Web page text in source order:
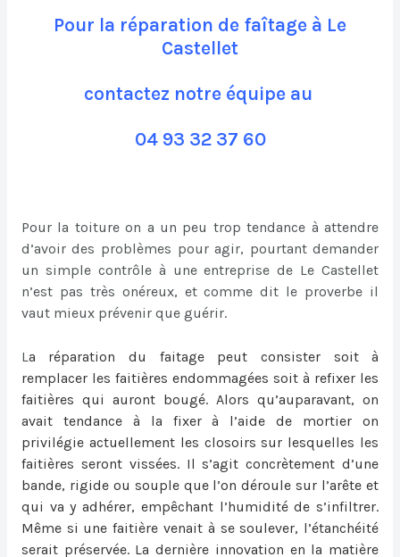
Pour la réparation de faîtage à Le
Castellet
contactez notre équipe au
04 93 32 37 60
Pour la toiture on a un peu trop tendance à attendre
d’avoir des problèmes pour agir, pourtant demander
un simple contrôle à une entreprise de Le Castellet
n’est pas très onéreux, et comme dit le proverbe il
vaut mieux prévenir que guérir.
La réparation du faitage peut consister soit à
remplacer les faitières endommagées soit à refixer les
faitières qui auront bougé. Alors qu’auparavant, on
avait tendance à la fixer à l’aide de mortier on
privilégie actuellement les closoirs sur lesquelles les
faitières seront vissées. Il s’agit concrètement d’une
bande, rigide ou souple que l’on déroule sur l’arête et
qui va y adhérer, empêchant l’humidité de s’infiltrer.
Même si une faitière venait à se soulever, l’étanchéité
serait préservée. La dernière innovation en la matière